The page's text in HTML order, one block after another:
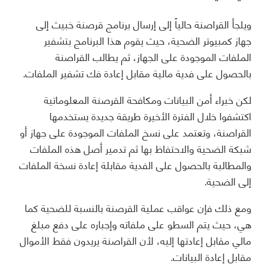
ويلجأ القراصنة حالياً إلى إرسال برنامج قرصنة خبيث إلى
جهاز كمبيوتر الضحية، حيث يقوم هذا البرنامج بتشفير
الملفات الموجودة على الجهاز، ثم يطالب القراصنة
بالحصول على فدية مالية مقابل إعادة فك تشفير الملفات.
لكن خبراء أمن البيانات ومكافحة القرصنة المعلوماتية
اكتشفوا خلال الفترة الأخيرة طريقة جديدة يستخدمها
القراصنة، وتعتمد على نسخ الملفات الموجودة على جهاز أو
شبكة الضحية والاحتفاظ بها ثم تدمير أصل هذه الملفات
والمطالبة بالحصول على الفدية مقابلة إعادة نسخة الملفات
إلى الضحية.
ومع ذلك فإن عواقب عملية القرصنة بالنسبة للضحية كما
هي، حيث يتم السطو على ملفاته وإجباره على دفع مبلغ
مالي مقابل إعادتها إليه، لأن القراصنة يريدون فقط الأموال
مقابل إعادة البيانات.